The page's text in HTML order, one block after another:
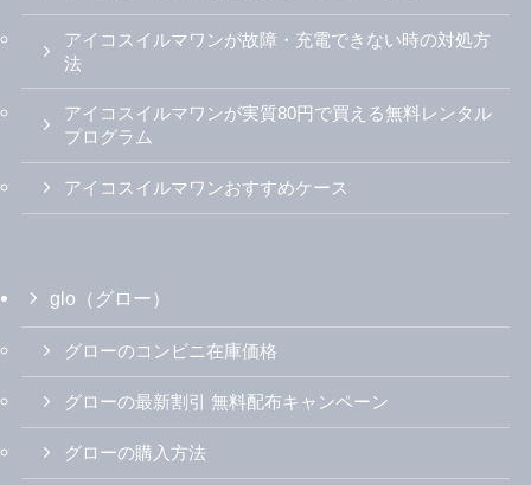
アイコスイルマワンが故障・充電できない時の対処方
法
アイコスイルマワンが実質80円で買える無料レンタル
プログラム
アイコスイルマワンおすすめケース
glo（グロー）
グローのコンビニ在庫価格
グローの最新割引 無料配布キャンペーン
グローの購入方法